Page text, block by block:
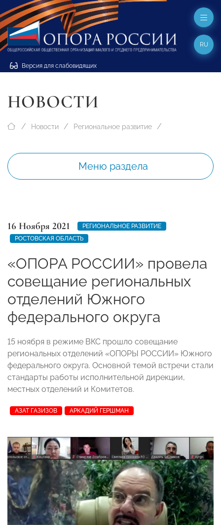
Версия для слабовидящих
RU
НОВОСТИ
Новости Региональное развитие
Меню раздела
16 Ноября 2021
РЕГИОНАЛЬНОЕ РАЗВИТИЕ
РОСТОВСКАЯ ОБЛАСТЬ
«ОПОРА РОССИИ» провела
совещание региональных
отделений Южного
федерального округа
15 ноября в режиме ВКС прошло совещание
региональных отделений «ОПОРЫ РОССИИ» Южного
федерального округа. Основной темой встречи стали
стандарты работы исполнительной дирекции,
местных отделений и Комитетов.
АЗАТ ГАЗИЗОВ АРКАДИЙ ГЕРШМАН